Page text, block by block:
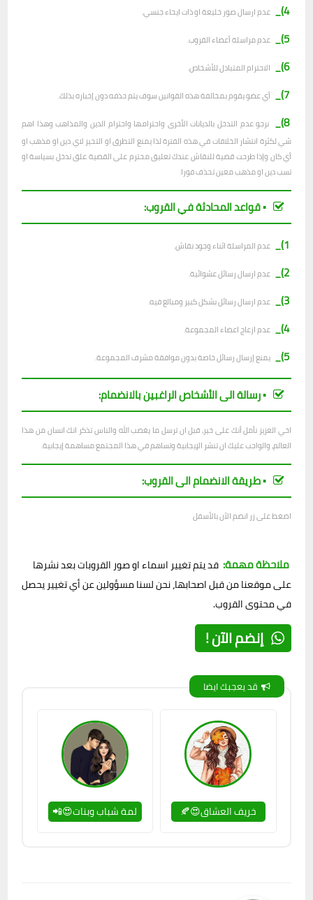
4)_ عدم ارسال صور خليعة او ذات ايحاء جنسي.
5)_ عدم مراسلة أعضاء القروب.
6)_ الاحترام المتبادل للأشخاص.
7)_ أي عضو يقوم بمخالفة هذه القوانين سوف يتم حذفه دون إخباره بذلك.
8)_
نرجو عدم التدخل بالديانات الأخرى واحترامها واحترام الدين والمذاهب وهذا اهم
شي لكثرة انتشار الخلافات في هذه الفترة لذا يمنع التطرق او التحيز لاي دين او مذهب او
أي كان وإذا طرحت قضية للنقاش عندك تعليق محترم على القضية علق تدخل بسياسة او
تسب دين او مذهب معين تحذف فورا.
▪︎ قواعد المحادثة في القروب:
1)_
عدم المراسلة اثناء وجود نقاش.
2)_ عدم ارسال رسائل عشوائية.
3)_ عدم ارسال رسائل بشكل كبير ومبالغ فيه.
4)_ عدم ازعاج اعضاء المجموعة.
5)_ يمنع إرسال رسائل خاصة بدون موافقة مشرف المجموعة.
▪︎ رسالة الى الأشخاص الراغبين بالانضمام:
اخي العزيز نأمل أنك على خير، قبل ان ترسل ما يغضب الله والناس تذكر انك انسان من هذا
العالم، والواجب عليك ان تنشر الإيجابية وتساهم في هذا المجتمع مساهمة إيجابية.
▪︎ طريقة الانضمام الى القروب:
اضغط على زر انضم الآن بالأسفل
ملاحظة مهمة: قد يتم تغيير اسماء او صور القروبات بعد نشرها
على موقعنا من قبل اصحابها، نحن لسنا مسؤولين عن أي تغيير يحصل
في محتوى القروب.
إنضم الآن !
قد يعجبك ايضا
خريف العشاق😍🍂 لمة شباب وبنات😍📲